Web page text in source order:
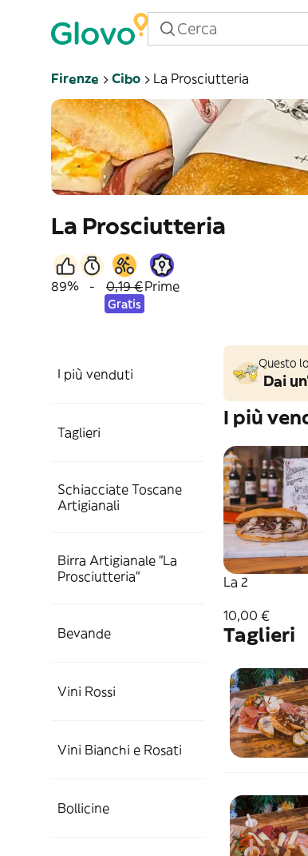
Firenze Cibo La Prosciutteria
La Prosciutteria
89% - 0,19 €
Gratis
Prime
I più venduti
Taglieri
Schiacciate Toscane
Artigianali
Birra Artigianale "La
Prosciutteria"
Bevande
Vini Rossi
Vini Bianchi e Rosati
Bollicine
Questo
Dai
I più
La 2
10,00 €
Taglieri